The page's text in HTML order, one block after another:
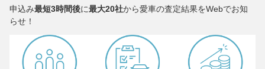
申込み最短3時間後に最大20社から愛車の査定結果をWebでお知
らせ！